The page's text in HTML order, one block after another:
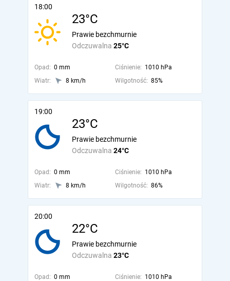
18:00
23°C
Odczuwalna 25°C
Prawie bezchmurnie
Opad: 0 mm Ciśnienie: 1010 hPa
Wiatr:
8 km/h Wilgotność: 85%
19:00
23°C
Odczuwalna 24°C
Prawie bezchmurnie
Opad: 0 mm Ciśnienie: 1010 hPa
Wiatr:
8 km/h Wilgotność: 86%
20:00
22°C
Odczuwalna 23°C
Prawie bezchmurnie
Opad: 0 mm Ciśnienie: 1010 hPa